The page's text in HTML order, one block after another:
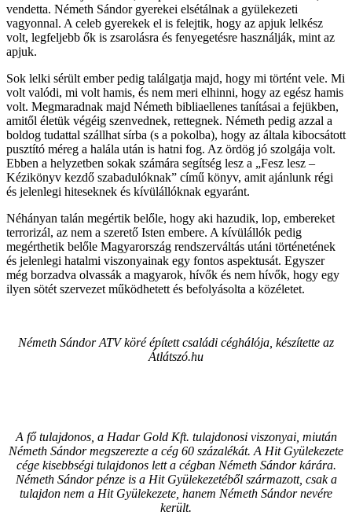
vendetta. Németh Sándor gyerekei elsétálnak a gyülekezeti
vagyonnal. A celeb gyerekek el is felejtik, hogy az apjuk lelkész
volt, legfeljebb ők is zsarolásra és fenyegetésre használják, mint az
apjuk.
Sok lelki sérült ember pedig találgatja majd, hogy mi történt vele. Mi
volt valódi, mi volt hamis, és nem meri elhinni, hogy az egész hamis
volt. Megmaradnak majd Németh bibliaellenes tanításai a fejükben,
amitől életük végéig szenvednek, rettegnek. Németh pedig azzal a
boldog tudattal szállhat sírba (s a pokolba), hogy az általa kibocsátott
pusztító méreg a halála után is hatni fog. Az ördög jó szolgája volt.
Ebben a helyzetben sokak számára segítség lesz a „Fesz lesz –
Kézikönyv kezdő szabadulóknak” című könyv, amit ajánlunk régi
és jelenlegi hiteseknek és kívülállóknak egyaránt.
Néhányan talán megértik belőle, hogy aki hazudik, lop, embereket
terrorizál, az nem a szerető Isten embere. A kívülállók pedig
megérthetik belőle Magyarország rendszerváltás utáni történetének
és jelenlegi hatalmi viszonyainak egy fontos aspektusát. Egyszer
még borzadva olvassák a magyarok, hívők és nem hívők, hogy egy
ilyen sötét szervezet működhetett és befolyásolta a közéletet.
Németh Sándor ATV köré épített családi céghálója, készítette az
Átlátszó.hu
A fő tulajdonos, a Hadar Gold Kft. tulajdonosi viszonyai, miután
Németh Sándor megszerezte a cég 60 százalékát. A Hit Gyülekezete
cége kisebbségi tulajdonos lett a cégban Németh Sándor kárára.
Németh Sándor pénze is a Hit Gyülekezetéből származott, csak a
tulajdon nem a Hit Gyülekezete, hanem Németh Sándor nevére
került.